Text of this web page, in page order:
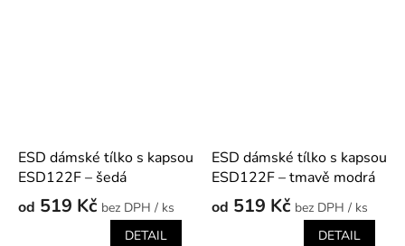
ESD dámské tílko s kapsou
ESD122F – šedá
od 519 Kč
/ ks
DETAIL
ESD dámské tílko s kapsou
ESD122F – tmavě modrá
od 519 Kč
/ ks
DETAIL